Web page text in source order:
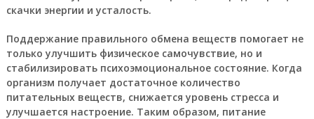
скачки энергии и усталость.
Поддержание правильного обмена веществ помогает не
только улучшить физическое самочувствие, но и
стабилизировать психоэмоциональное состояние. Когда
организм получает достаточное количество
питательных веществ, снижается уровень стресса и
улучшается настроение. Таким образом, питание